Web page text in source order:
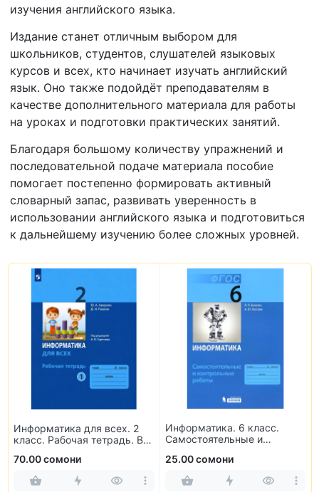
изучения английского языка.
Издание станет отличным выбором для
школьников, студентов, слушателей языковых
курсов и всех, кто начинает изучать английский
язык. Оно также подойдёт преподавателям в
качестве дополнительного материала для работы
на уроках и подготовки практических занятий.
Благодаря большому количеству упражнений и
последовательной подаче материала пособие
помогает постепенно формировать активный
словарный запас, развивать уверенность в
использовании английского языка и подготовиться
к дальнейшему изучению более сложных уровней.
Информатика для всех. 2
класс. Рабочая тетрадь. В
70.00 сомони
Информатика. 6 класс.
Самостоятельные и
25.00 сомони